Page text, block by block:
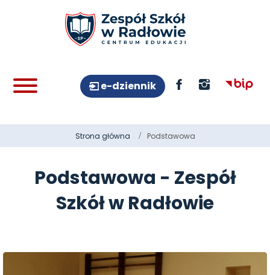
e-dziennik
Strona główna Podstawowa
Podstawowa - Zespół
Szkół w Radłowie